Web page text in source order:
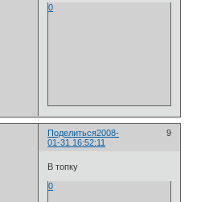
0
Поделиться 9
2008-
01-31 16:52:11
В топку
0